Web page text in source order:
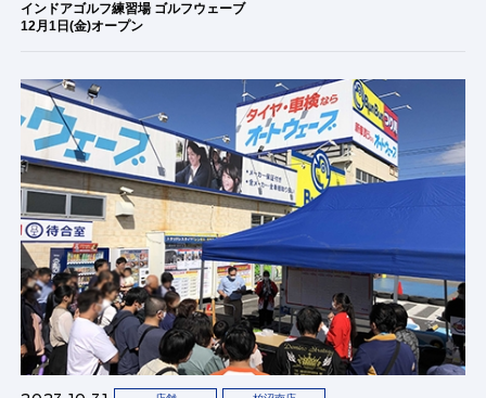
インドアゴルフ練習場 ゴルフウェーブ
12月1日(金)オープン